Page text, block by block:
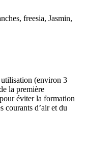
freesia, Jasmin,
utilisation (environ 3
la première
éviter la formation
courants d’air et du